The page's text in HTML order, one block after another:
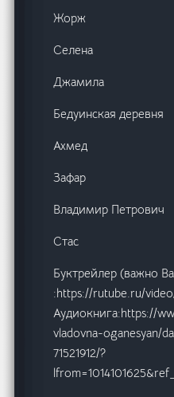
Жорж
Селена
Джамила
Бедуинская деревня
Ахмед
Зафар
Владимир Петрович
Стас
Буктрейлер (важно
:https://rutube.ru/
Аудиокнига:https://
vladovna-oganesyan/
71521912/?